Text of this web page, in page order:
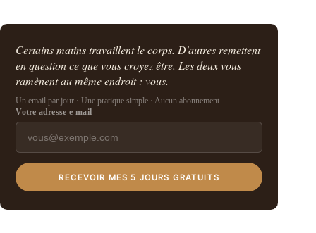
Certains matins travaillent le corps. D'autres remettent
en question ce que vous croyez être. Les deux vous
ramènent au même endroit : vous.
Un email par jour · Une pratique simple · Aucun abonnement
Votre adresse e-mail
RECEVOIR MES 5 JOURS GRATUITS